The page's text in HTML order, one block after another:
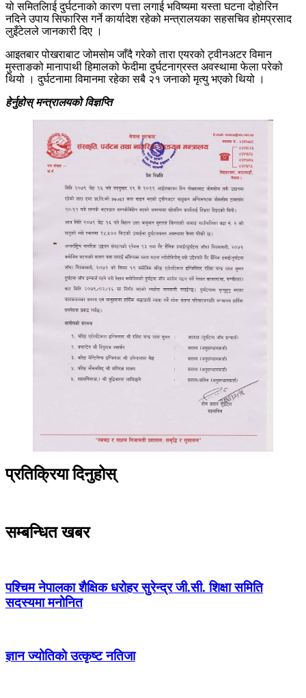
यो समितलिाई दुर्घटनाको कारण पत्ता लगाई भविष्यमा यस्ता घटना दोहोरिन
नदिने उपाय सिफारिस गर्ने कार्यादेश रहेको मन्त्रालयका सहसचिव होमप्रसाद
लुइँटेलले जानकारी दिए ।
आइतबार पोखराबाट जोमसोम जाँदै गरेको तारा एयरको ट्वीनअटर विमान
मुस्ताङको मानापाथी हिमालको फेदीमा दुर्घटनाग्रस्त अवस्थामा फेला परेको
थियो । दुर्घटनामा विमानमा रहेका सबै २१ जनाको मृत्यु भएको थियो ।
हेर्नुहोस् मन्त्रालयको विज्ञप्ति
प्रतिक्रिया दिनुहोस्
सम्बन्धित खबर
पश्चिम नेपालका शैक्षिक धरोहर सुरेन्द्र जी.सी. शिक्षा समिति
सदस्यमा मनोनित
ज्ञान ज्योतिकाे उत्कृष्ट नतिजा